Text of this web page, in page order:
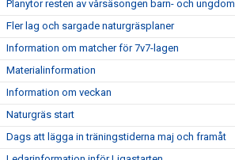
Planytor resten av vårsäsongen barn- och ungdom
Fler lag och sargade naturgräsplaner
Information om matcher för 7v7-lagen
Materialinformation
Information om veckan
Naturgräs start
Dags att lägga in träningstiderna maj och framåt